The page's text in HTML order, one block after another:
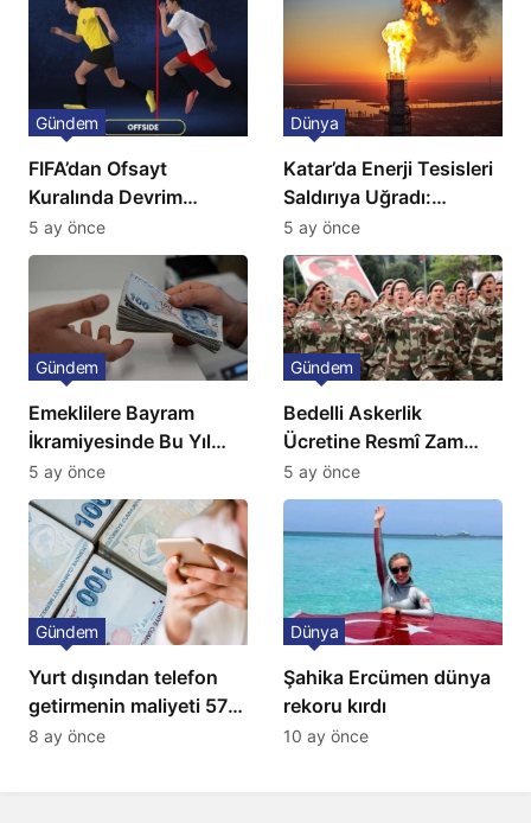
FIFA’dan Ofsayt
Kuralında Devrim
Niteliğinde Onay
Gündem
5 ay önce
Katar’da Enerji Tesisleri
Saldırıya Uğradı:
Avrupa’da Doğalgaz
Fiyatlarında Sert Artış
Dünya
5 ay önce
Emeklilere Bayram
İkramiyesinde Bu Yıl
Artış Gelmeyecek
Gündem
5 ay önce
Bedelli Askerlik
Ücretine Resmî Zam
Geliyor
Gündem
5 ay önce
Yurt dışından telefon
getirmenin maliyeti 57
bin lira oldu
Gündem
8 ay önce
Şahika Ercümen dünya
rekoru kırdı
Dünya
10 ay önce